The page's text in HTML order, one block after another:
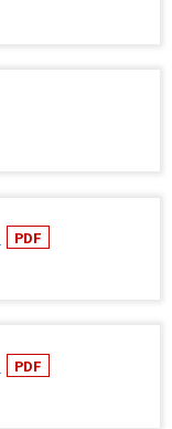
PDF
PDF